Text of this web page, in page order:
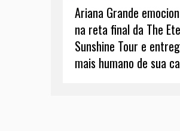
Ariana Grande
na reta final da The
Sunshine Tour e
mais humano de sua